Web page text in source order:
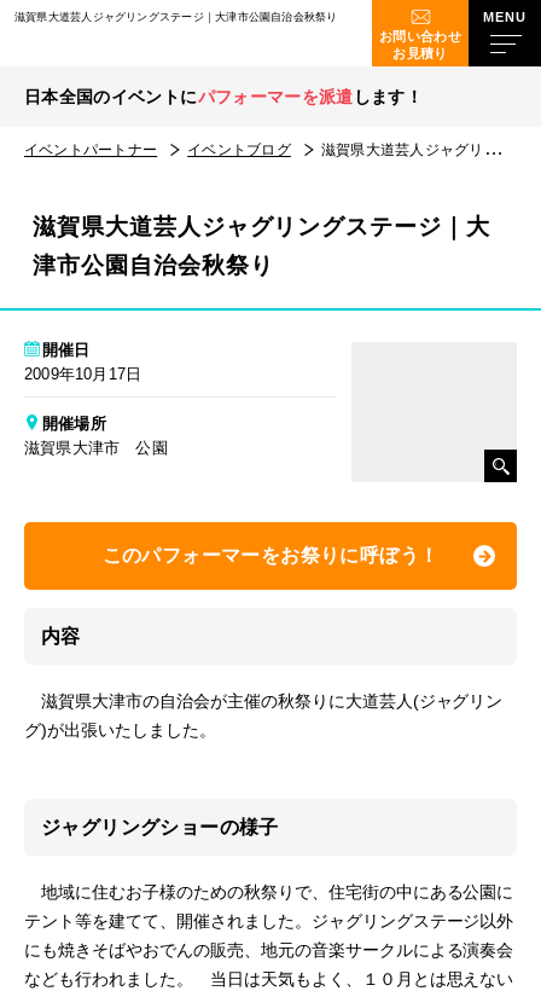
滋賀県大道芸人ジャグリングステージ｜大津市公園自治会秋祭り
お問い合わせ
お見積り
日本全国のイベントにパフォーマーを派遣 します！
イベントパートナー イベントブログ 滋賀県大道芸人ジャグリングステージ｜大津市公園自治会秋祭り
滋賀県大道芸人ジャグリングステージ｜大
津市公園自治会秋祭り
開催日
2009年10月17日
開催場所
滋賀県大津市 公園
このパフォーマーをお祭りに呼ぼう！
内容
滋賀県大津市の自治会が主催の秋祭りに大道芸人(ジャグリン
グ)が出張いたしました。
ジャグリングショーの様子
地域に住むお子様のための秋祭りで、住宅街の中にある公園に
テント等を建てて、開催されました。ジャグリングステージ以外
にも焼きそばやおでんの販売、地元の音楽サークルによる演奏会
なども行われました。 当日は天気もよく、１０月とは思えない